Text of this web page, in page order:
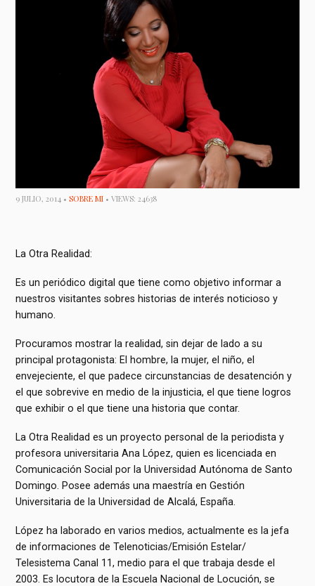
9 JULIO, 2014 •SOBRE MI • VIEWS: 24638
La Otra Realidad:
Es un periódico digital que tiene como objetivo informar a
nuestros visitantes sobres historias de interés noticioso y
humano.
Procuramos mostrar la realidad, sin dejar de lado a su
principal protagonista: El hombre, la mujer, el niño, el
envejeciente, el que padece circunstancias de desatención y
el que sobrevive en medio de la injusticia, el que tiene logros
que exhibir o el que tiene una historia que contar.
La Otra Realidad es un proyecto personal de la periodista y
profesora universitaria Ana López, quien es licenciada en
Comunicación Social por la Universidad Autónoma de Santo
Domingo. Posee además una maestría en Gestión
Universitaria de la Universidad de Alcalá, España.
López ha laborado en varios medios, actualmente es la jefa
de informaciones de Telenoticias/Emisión Estelar/
Telesistema Canal 11, medio para el que trabaja desde el
2003. Es locutora de la Escuela Nacional de Locución, se